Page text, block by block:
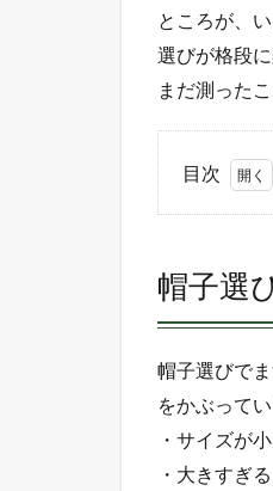
ところが、
選びが格段
まだ測った
目次
はサ
か
ら！
1.1
簡
単！
頭の
帽子選
帽子選びで
をかぶって
・サイズが
・大きすぎ